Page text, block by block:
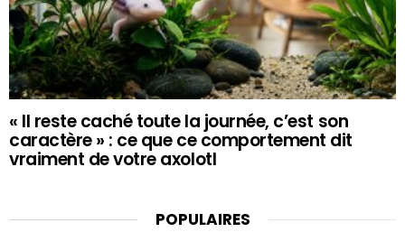
« Il reste caché toute la journée, c’est son
caractère » : ce que ce comportement dit
vraiment de votre axolotl
POPULAIRES